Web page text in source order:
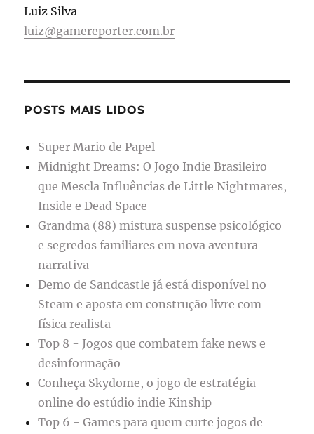
Luiz Silva
luiz@gamereporter.com.br
POSTS MAIS LIDOS
Super Mario de Papel
Midnight Dreams: O Jogo Indie Brasileiro
que Mescla Influências de Little Nightmares,
Inside e Dead Space
Grandma (88) mistura suspense psicológico
e segredos familiares em nova aventura
narrativa
Demo de Sandcastle já está disponível no
Steam e aposta em construção livre com
física realista
Top 8 - Jogos que combatem fake news e
desinformação
Conheça Skydome, o jogo de estratégia
online do estúdio indie Kinship
Top 6 - Games para quem curte jogos de